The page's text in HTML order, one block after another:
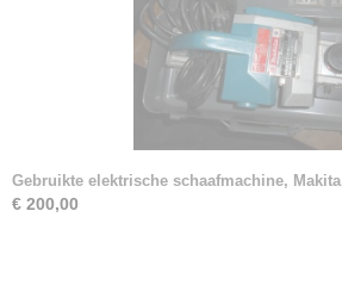
Gebruikte elektrische schaafmachine,
€ 200,00